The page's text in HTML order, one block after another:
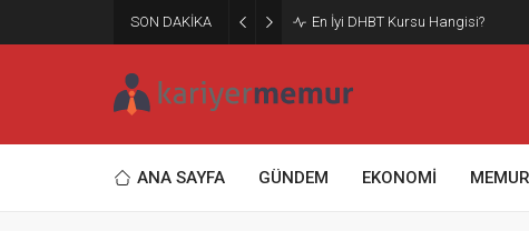
SON DAKİKA Burcular Pen — Sakarya’da doğru
ANA SAYFA GÜNDEM EKONOMİ